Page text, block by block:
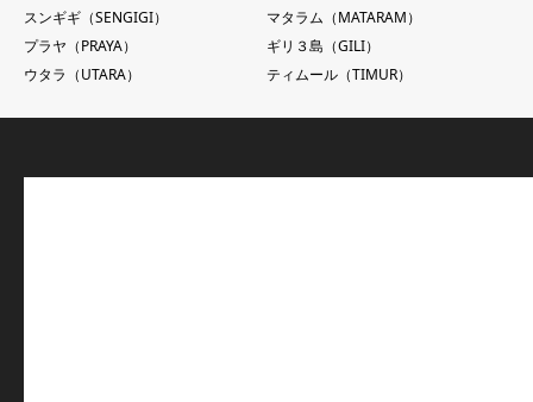
スンギギ（SENGIGI）
マタラム（MATARAM）
プラヤ（PRAYA）
ギリ３島（GILI）
ウタラ（UTARA）
ティムール（TIMUR）